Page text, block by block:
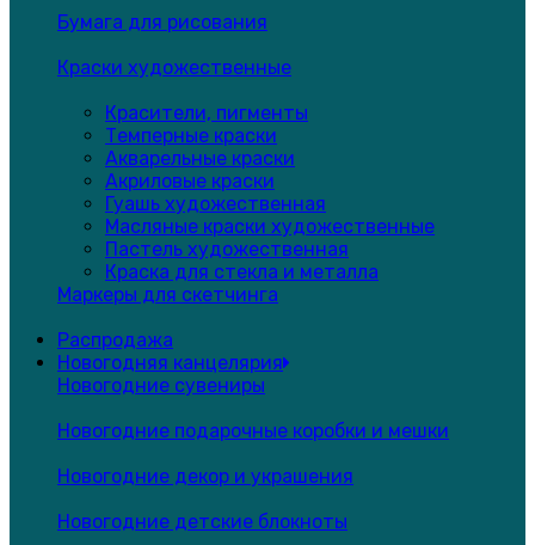
Бумага для рисования
Краски художественные
Красители, пигменты
Темперные краски
Акварельные краски
Акриловые краски
Гуашь художественная
Масляные краски художественные
Пастель художественная
Краска для стекла и металла
Маркеры для скетчинга
Распродажа
Новогодняя канцелярия
Новогодние сувениры
Новогодние подарочные коробки и мешки
Новогодние декор и украшения
Новогодние детские блокноты